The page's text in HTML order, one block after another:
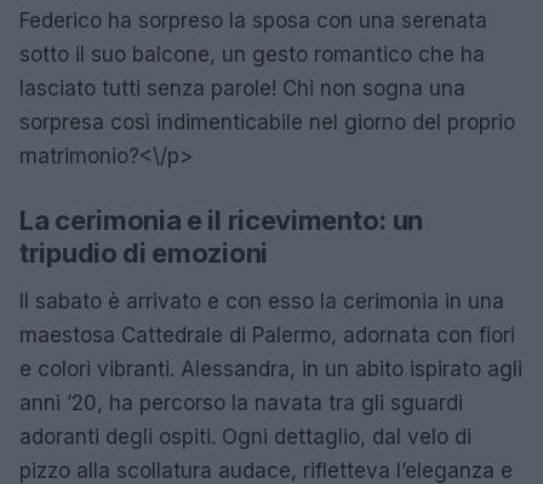
Federico ha sorpreso la sposa con una serenata
sotto il suo balcone, un gesto romantico che ha
lasciato tutti senza parole! Chi non sogna una
sorpresa così indimenticabile nel giorno del proprio
matrimonio?<\/p>
La cerimonia e il ricevimento: un
tripudio di emozioni
Il sabato è arrivato e con esso la cerimonia in una
maestosa Cattedrale di Palermo, adornata con fiori
e colori vibranti. Alessandra, in un abito ispirato agli
anni ’20, ha percorso la navata tra gli sguardi
adoranti degli ospiti. Ogni dettaglio, dal velo di
pizzo alla scollatura audace, rifletteva l’eleganza e